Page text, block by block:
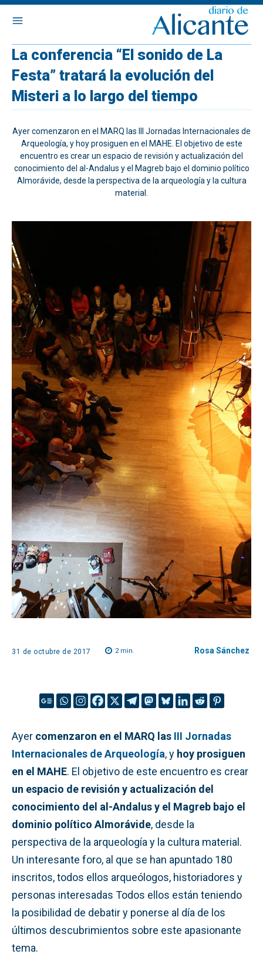
La conferencia “El sonido de La
Festa” tratará la evolución del
Misteri a lo largo del tiempo
Ayer comenzaron en el MARQ las III Jornadas Internacionales de
Arqueología, y hoy prosiguen en el MAHE. El objetivo de este
encuentro es crear un espacio de revisión y actualización del
conocimiento del al-Andalus y el Magreb bajo el dominio político
Almorávide, desde la perspectiva de la arqueología y la cultura
material.
31 de octubre de 2017 2min. Rosa Sánchez
Ayer comenzaron en el MARQ las III Jornadas
Internacionales de Arqueología, y hoy prosiguen
en el MAHE. El objetivo de este encuentro es crear
un espacio de revisión y actualización del
conocimiento del al-Andalus y el Magreb bajo el
dominio político Almorávide, desde la
perspectiva de la arqueología y la cultura material.
Un interesante foro, al que se han apuntado 180
inscritos, todos ellos arqueólogos, historiadores y
personas interesadas Todos ellos están teniendo
la posibilidad de debatir y ponerse al día de los
últimos descubrimientos sobre este apasionante
tema.